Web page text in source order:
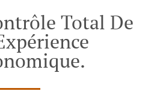
Total De